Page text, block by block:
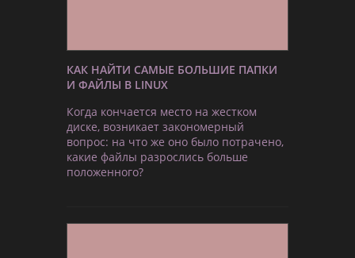
КАК НАЙТИ САМЫЕ БОЛЬШИЕ ПАПКИ
И ФАЙЛЫ В LINUX
Когда кончается место на жестком
диске, возникает закономерный
вопрос: на что же оно было потрачено,
какие файлы разрослись больше
положенного?